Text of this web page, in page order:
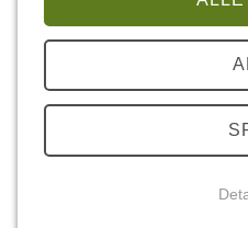
Businessplan für
Finanzierung &
Submenu for
So läuft die
Nachfolge planen
Wege der Übergabe
Wert & Kaufpreis
Übernahme-Geschichten